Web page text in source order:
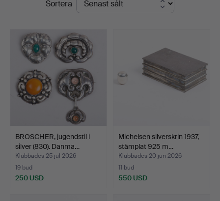
Sortera
BROSCHER, jugendstil i
silver (830). Danma…
Klubbades 25 jul 2026
19 bud
250 USD
Michelsen silverskrin 1937,
stämplat 925 m…
Klubbades 20 jun 2026
11 bud
550 USD